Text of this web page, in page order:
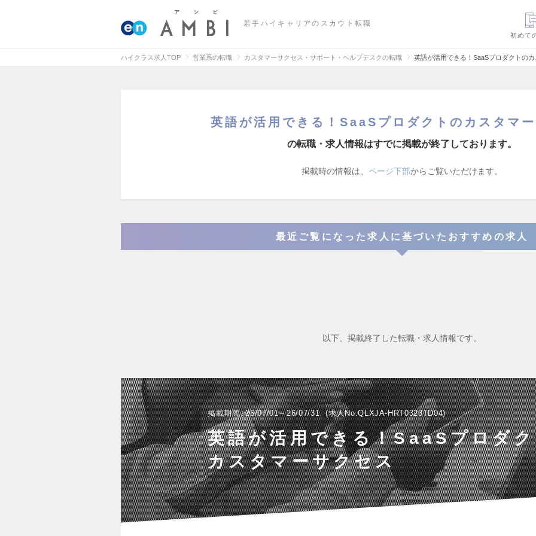
若手ハイキャリアのスカウト転職
初めて
ハイクラス求人TOP 営業系の転職 カスタマーサクセス・サポート・ヘルプデスクの転職 英語が活用できる！SaaSプロダクトの
英語が活用できる！SaaSプロダクトのカスタマ
の転職・求人情報はすでに掲載が終了しております。
掲載時の情報は、 ページ下部からご覧いただけます。
最近ご覧になった求人に基づいたおすすめの求人
以下、掲載終了した転職・求人情報です。
掲載期間 26/07/01～26/07/31 求人No.QLXJA-HRT0323TD04
英語が活用できる！SaaSプロダ
カスタマーサクセス